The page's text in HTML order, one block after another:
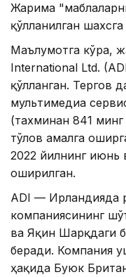
Жарима
қўлланилган
Маълумотга кўра,
International Ltd.
қўлланган. Тергов
мультимедиа
(тахминан 841
тўлов амалга
2022 йилнинг июнь
оширилган.
ADI — Ирландияда
компаниясининг
ва Яқин Шарқдаги
беради. Компания
ҳақида Буюк